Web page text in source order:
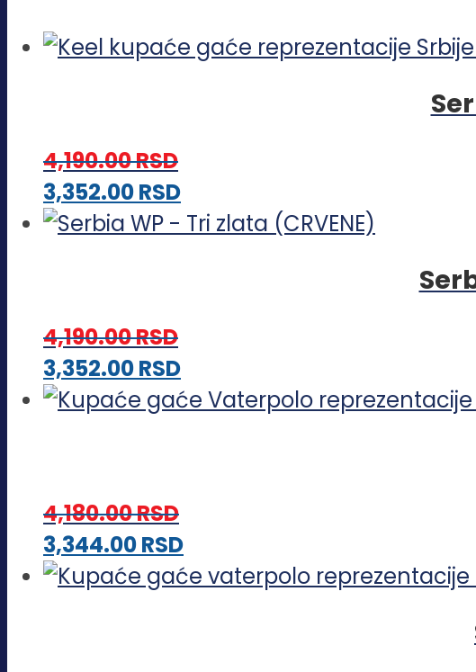
4,190.00RSD
3,352.00RSDOvaj
proizvod
mogu
biti
proizvoda.
4,190.00RSD
3,352.00RSDOvaj
proizvod
mogu
biti
4,180.00RSD
3,344.00RSDOvaj
proizvod